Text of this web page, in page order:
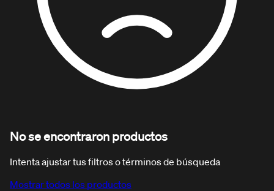
No se encontraron productos
Intenta ajustar tus filtros o términos de búsqueda
Mostrar todos los productos